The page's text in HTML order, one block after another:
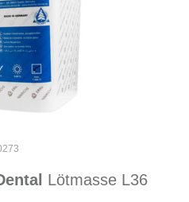
Lötmasse L36